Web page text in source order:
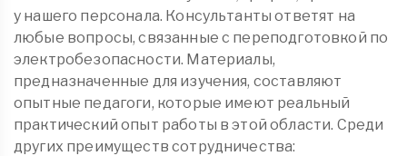
у нашего персонала. Консультанты ответят на
любые вопросы, связанные с переподготовкой по
электробезопасности. Материалы,
предназначенные для изучения, составляют
опытные педагоги, которые имеют реальный
практический опыт работы в этой области. Среди
других преимуществ сотрудничества: